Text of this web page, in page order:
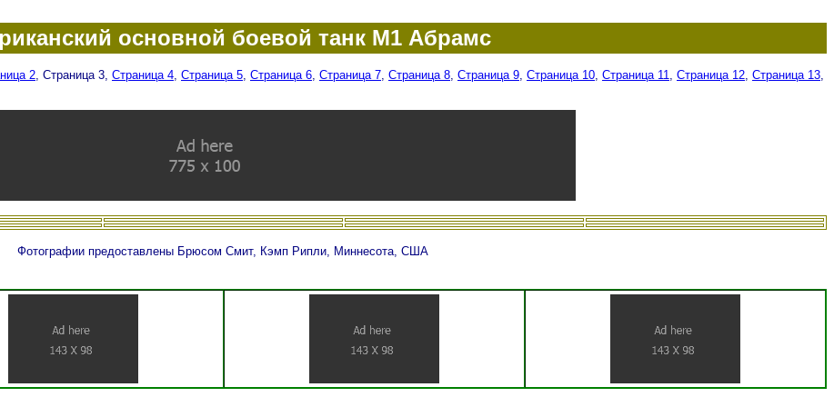
основной боевой танк М1 Абрамс
2, Страница 3, Страница 4, Страница 5, Страница 6, Страница 7, Страница 8, Страница 9, Страница 10, Страница 11, Страница 12, Страница 13,
Фотографии предоставлены Брюсом Смит, Кэмп Рипли, Миннесота, США